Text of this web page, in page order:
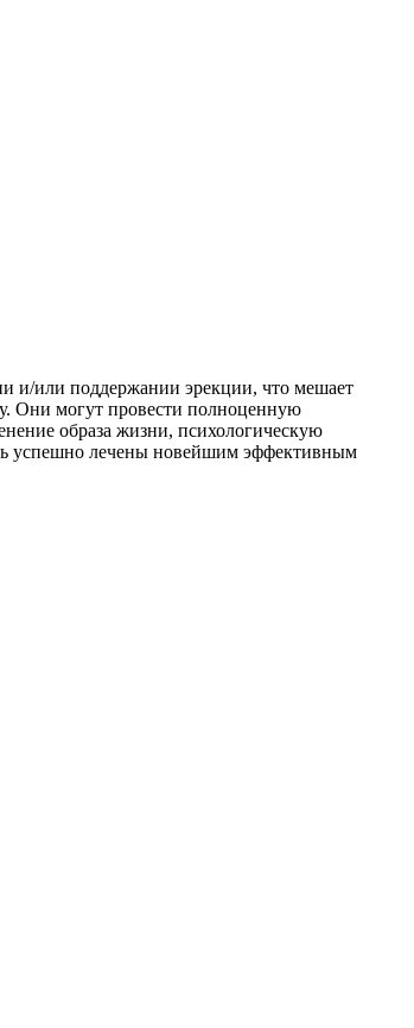
и/или поддержании эрекции, что мешает
Они могут провести полноценную
образа жизни, психологическую
успешно лечены новейшим эффективным